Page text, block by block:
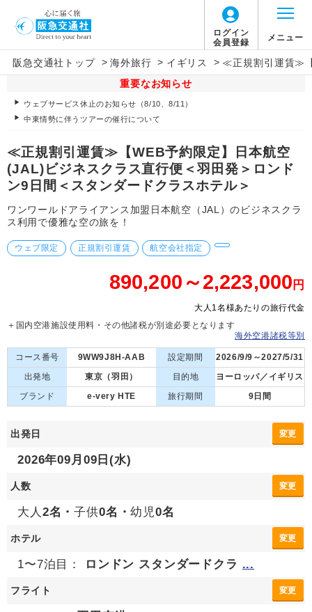
ログイン
会員登録
メニュー
阪急交通社トップ > 海外旅行 > イギリス > ≪正規割引運賃≫
重要なお知らせ
ウェブサービス休止のお知らせ（8/10、8/11）
中東情勢に伴うツアーの催行について
≪正規割引運賃≫【WEB予約限定】日本航空
(JAL)ビジネスクラス直行便＜羽田発＞ロンド
ン9日間＜スタンダードクラスホテル＞
ワンワールドアライアンス加盟日本航空（JAL）のビジネスクラ
ス利用で優雅な空の旅を！
ウェブ限定 正規割引運賃 航空会社指定
890,200～2,223,000 円
大人1名様あたりの旅行代金
＋国内空港施設使用料・その他諸税が別途必要となります
海外空港諸税等別
コース番号 9WW9J8H-AAB 設定期間
2026/9/9～2027/5/31
出発地
東京（羽田） 目的地
ヨーロッパ／イギリス
ブランド
e-very HTE 旅行期間 9日間
出発日 変更
2026年09月09日(水)
人数 変更
大人 2名・子供0名・幼児0名
ホテル 変更
1〜7泊目： ロンドン スタンダードクラ ...
フライト 変更